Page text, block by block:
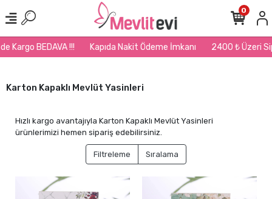
!!! Kapıda Nakit Ödeme İmkanı 2400 ₺ Üzeri
0
Karton Kapaklı Mevlüt Yasinleri
Hızlı kargo avantajıyla Karton Kapaklı Mevlüt Yasinleri
ürünlerimizi hemen sipariş edebilirsiniz.
Filtreleme Sıralama